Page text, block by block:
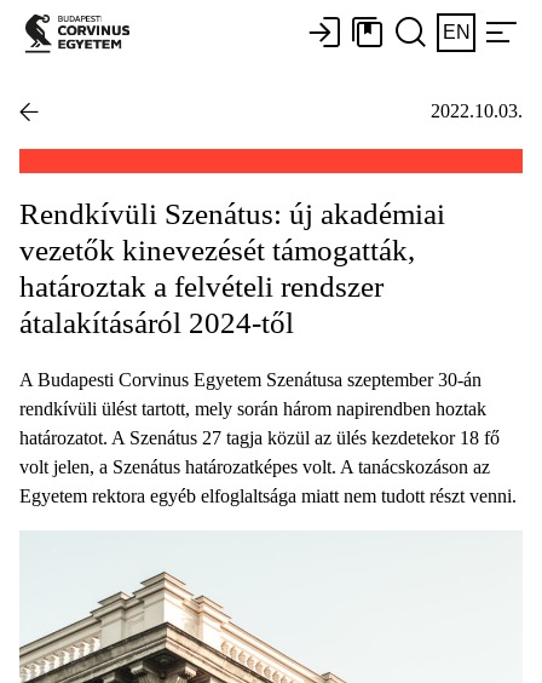
EN
2022.10.03.
Rendkívüli Szenátus: új akadémiai
vezetők kinevezését támogatták,
határoztak a felvételi rendszer
átalakításáról 2024-től
A Budapesti Corvinus Egyetem Szenátusa szeptember 30-án
rendkívüli ülést tartott, mely során három napirendben hoztak
határozatot. A Szenátus 27 tagja közül az ülés kezdetekor 18 fő
volt jelen, a Szenátus határozatképes volt. A tanácskozáson az
Egyetem rektora egyéb elfoglaltsága miatt nem tudott részt venni.